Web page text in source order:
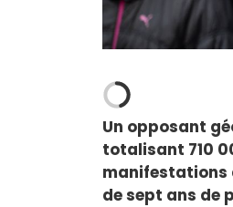
Un opposant
totalisant 710
manifestations
de sept ans de